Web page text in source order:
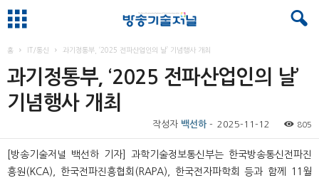
홈 IT/통신 과기정통부, ‘2025 전파산업인의 날’ 기념행사 개최
과기정통부, ‘2025 전파산업인의 날’
기념행사 개최
작성자 백선하 - 2025-11-12 805
[방송기술저널 백선하 기자] 과학기술정보통신부는 한국방송통신전파진
흥원(KCA), 한국전파진흥협회(RAPA), 한국전자파학회 등과 함께 11월